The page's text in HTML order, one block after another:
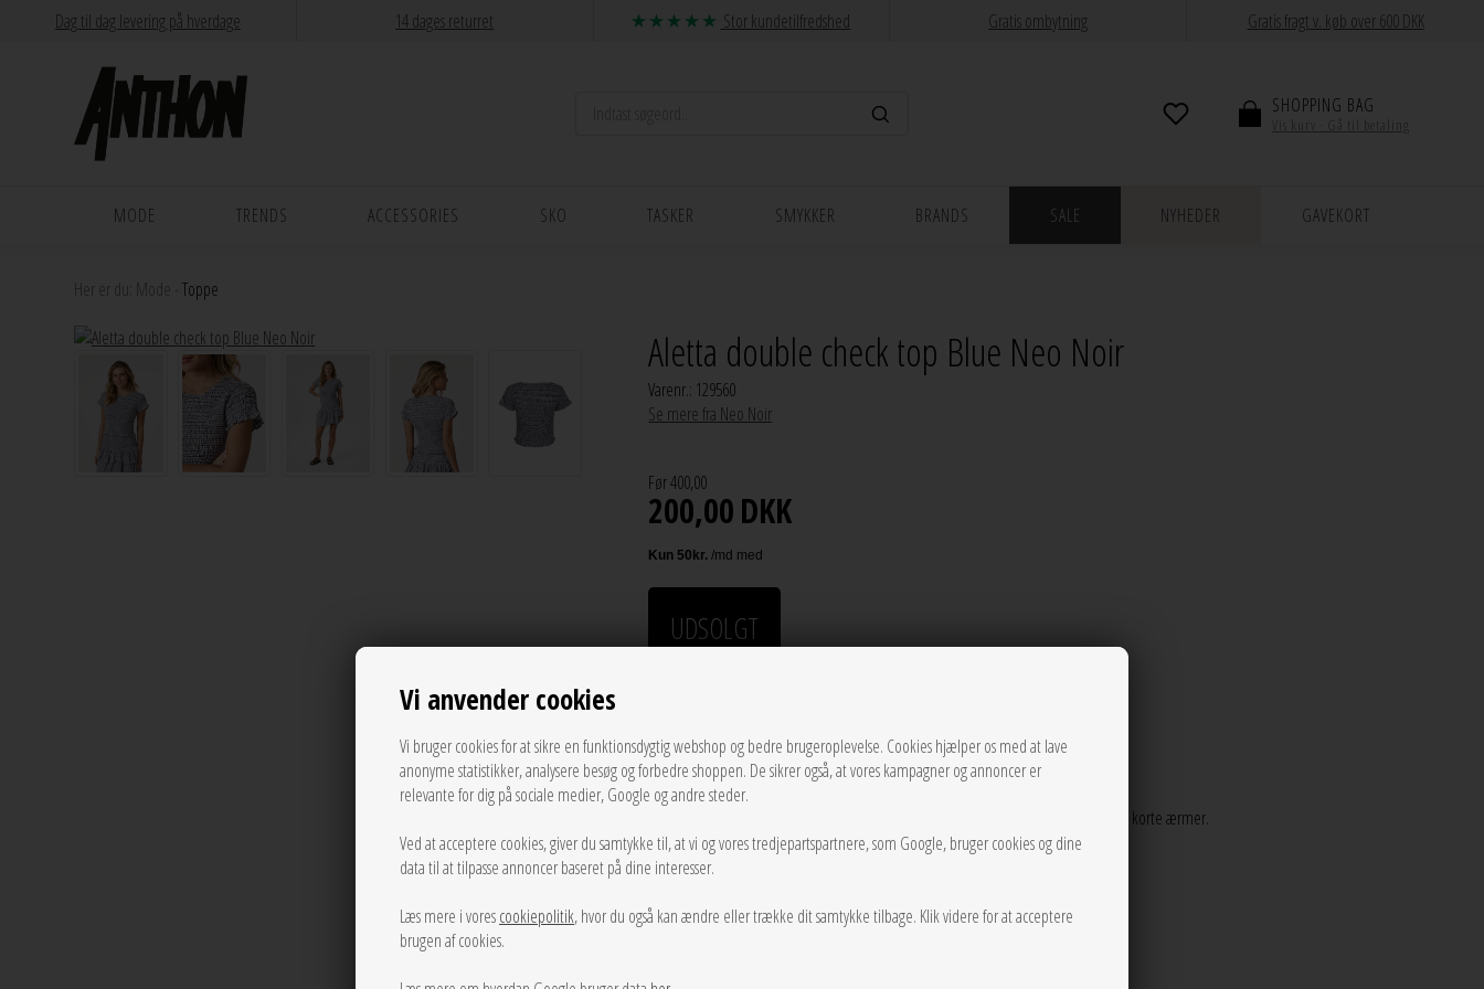
Vi anvender cookies
Vi bruger cookies for at sikre en funktionsdygtig webshop og bedre brugeroplevelse. Cookies hjælper os med at lave
anonyme statistikker, analysere besøg og forbedre shoppen. De sikrer også, at vores kampagner og annoncer er
relevante for dig på sociale medier, Google og andre steder.
Ved at acceptere cookies, giver du samtykke til, at vi og vores tredjepartspartnere, som Google, bruger cookies og dine
data til at tilpasse annoncer baseret på dine interesser.
Læs mere i vorescookiepolitik, hvor du også kan ændre eller trække dit samtykke tilbage. Klik videre for at acceptere
brugen af cookies.
Dag til dag levering på hverdage 14 dages returret Stor kundetilfredshed Gratis ombytning Gratis fragt v. køb over 600 DKK
SHOPPING BAG
MODE TRENDS ACCESSORIES SKO TASKER SMYKKER BRANDS SALE NYHEDER GAVEKORT
Her er du: Mode -Toppe
Aletta double check top Blue Neo Noir
Varenr.: 129560
Se mere fra Neo Noir
Før 400,00
200,00DKK
UDSOLGT
Tilføj til Ønskeskyen
Sød ternet smock tee i en let blød bomuldskvalitet, med rund halsudskæring, samt korte ærmer.
Mål Str. 38:
Længde: 50 cm